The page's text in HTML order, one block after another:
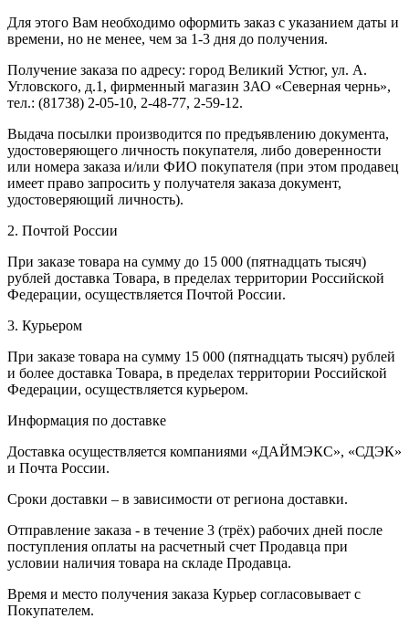
Для этого Вам необходимо оформить заказ с указанием даты и
времени, но не менее, чем за 1-3 дня до получения.
Получение заказа по адресу: город Великий Устюг, ул. А.
Угловского, д.1, фирменный магазин ЗАО «Северная чернь»,
тел.: (81738) 2-05-10, 2-48-77, 2-59-12.
Выдача посылки производится по предъявлению документа,
удостоверяющего личность покупателя, либо доверенности
или номера заказа и/или ФИО покупателя (при этом продавец
имеет право запросить у получателя заказа документ,
удостоверяющий личность).
2. Почтой России
При заказе товара на сумму до 15 000 (пятнадцать тысяч)
рублей доставка Товара, в пределах территории Российской
Федерации, осуществляется Почтой России.
3. Курьером
При заказе товара на сумму 15 000 (пятнадцать тысяч) рублей
и более доставка Товара, в пределах территории Российской
Федерации, осуществляется курьером.
Информация по доставке
Доставка осуществляется компаниями «ДАЙМЭКС», «СДЭК»
и Почта России.
Сроки доставки – в зависимости от региона доставки.
Отправление заказа - в течение 3 (трёх) рабочих дней после
поступления оплаты на расчетный счет Продавца при
условии наличия товара на складе Продавца.
Время и место получения заказа Курьер согласовывает с
Покупателем.